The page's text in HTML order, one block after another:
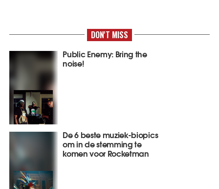
DON'T MISS
Public Enemy: Bring the
noise!
De 6 beste muziek-biopics
om in de stemming te
komen voor Rocketman